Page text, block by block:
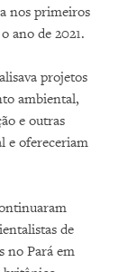
nos primeiros
ano de 2021.
projetos
ambiental,
e outras
e ofereceriam
de
no Pará em